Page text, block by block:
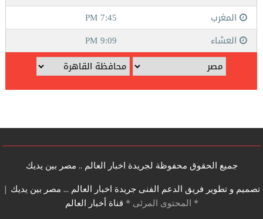
جميع الحقوق محفوظة لجريدة اخبار العالم .. مصر بين يديك
تصميم و تطوير فريق الدعم الفنى جريدة اخبار العالم ... مصر بين يديك |
* المحتوى المرئى * قناة أخبار العالم